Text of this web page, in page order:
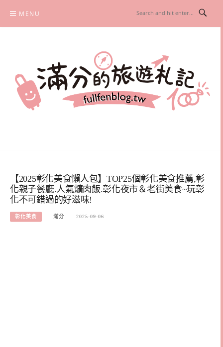
content
MENU
【2025彰化美食懶人包】TOP25個彰化美食推薦,彰
化親子餐廳.人氣爌肉飯.彰化夜市＆老街美食~玩彰
化不可錯過的好滋味!
彰化美食 滿分 2025-09-06